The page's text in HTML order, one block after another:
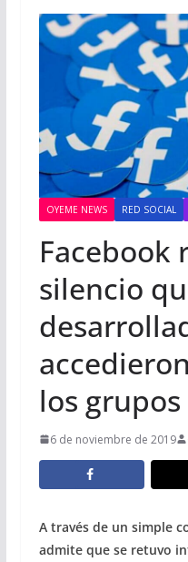
OYEME NEWS RED SOCIAL
Facebook
silencio
los grupos
6 de noviembre de 2019
A través de un simple
admite que se retuvo